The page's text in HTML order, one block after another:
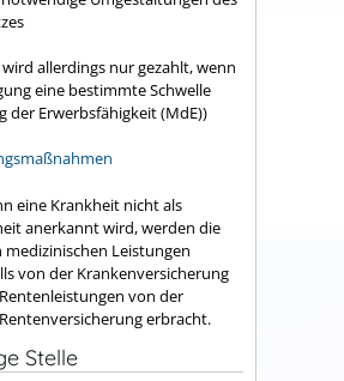
wird allerdings nur gezahlt, wenn
eine bestimmte Schwelle
der Erwerbsfähigkeit (MdE))
eine Krankheit nicht als
anerkannt wird, werden die
Leistungen
von der Krankenversicherung
von der
erbracht.
Stelle